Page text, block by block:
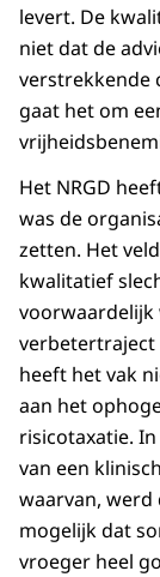
levert. De
niet dat de
verstrekkende
gaat het om
Het NRGD
was de
zetten. Het
kwalitatief
voorwaardelijk
verbetertraject
heeft het vak
aan het
risicotaxatie.
van een
waarvan, werd
mogelijk dat
vroeger heel